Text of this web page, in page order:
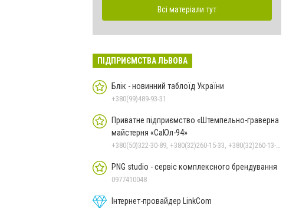
Всі матеріали тут
ПІДПРИЄМСТВА ЛЬВОВА
Блік - новинний таблоїд України
+380(99)489-93-31
Приватне підприємство «Штемпельно-граверна
майстерня «СаЮл-94»
PNG studio - сервіс комплексного брендування
0977410048
Інтернет-провайдер LinkCom